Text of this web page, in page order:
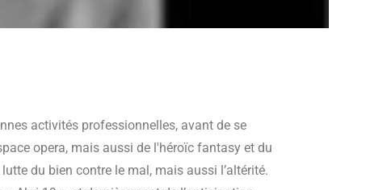
activités professionnelles, avant de se
opera, mais aussi de l'héroïc fantasy et du
du bien contre le mal, mais aussi l’altérité.